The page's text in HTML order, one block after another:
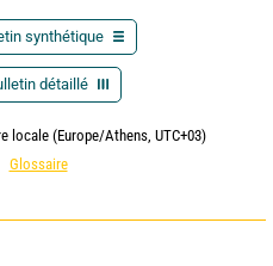
synthétique
détaillé
locale (Europe/Athens, UTC+03)
Glossaire